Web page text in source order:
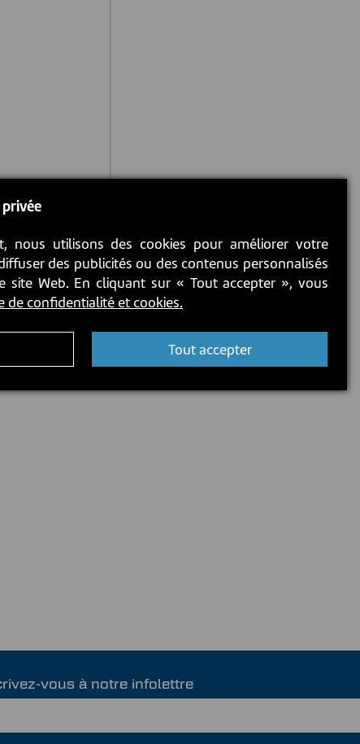
vous à notre infolettre
nous utilisons des cookies pour améliorer votre
des publicités ou des contenus personnalisés
site Web. En cliquant sur « Tout accepter », vous
de confidentialité et cookies.
Tout accepter